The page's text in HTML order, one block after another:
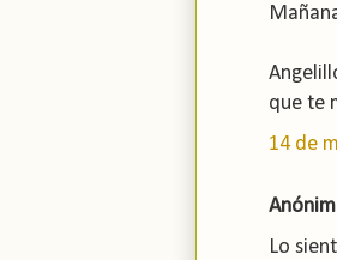
que te
14 de
Lo